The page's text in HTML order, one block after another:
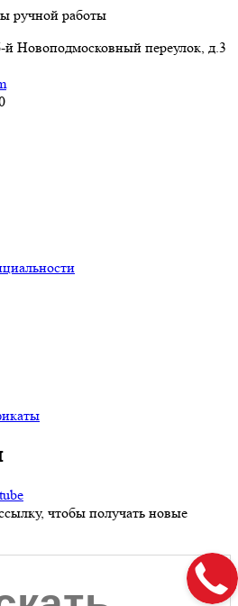
ручной работы
й Новоподмосковный переулок, д.3
чтобы получать новые